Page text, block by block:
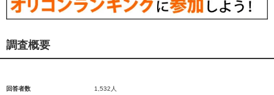
調査概要
回答者数
1,532人